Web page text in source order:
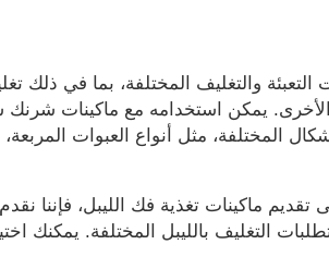
والتغليف المختلفة، بما في ذلك
الأخرى. يمكن استخدامه مع ماكينات
المختلفة، مثل أنواع العبوات
ماكينات تغذية فك الليبل، فإننا
التغليف بالليبل المختلفة. يمكنك